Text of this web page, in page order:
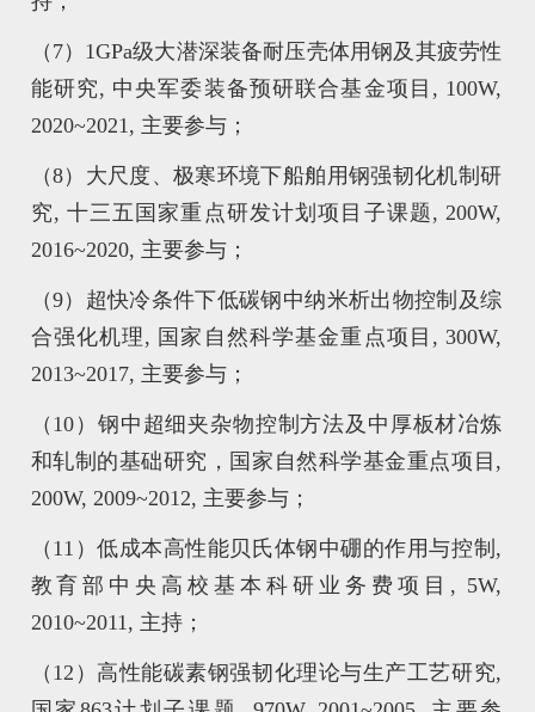
（7）1GPa级大潜深装备耐压壳体用钢及其疲劳性
能研究, 中央军委装备预研联合基金项目, 100W,
2020~2021, 主要参与；
（8）大尺度、极寒环境下船舶用钢强韧化机制研
究, 十三五国家重点研发计划项目子课题, 200W,
2016~2020, 主要参与；
（9）超快冷条件下低碳钢中纳米析出物控制及综
合强化机理, 国家自然科学基金重点项目, 300W,
2013~2017, 主要参与；
（10）钢中超细夹杂物控制方法及中厚板材冶炼
和轧制的基础研究，国家自然科学基金重点项目,
200W, 2009~2012, 主要参与；
（11）低成本高性能贝氏体钢中硼的作用与控制,
教育部中央高校基本科研业务费项目, 5W,
2010~2011, 主持；
（12）高性能碳素钢强韧化理论与生产工艺研究,